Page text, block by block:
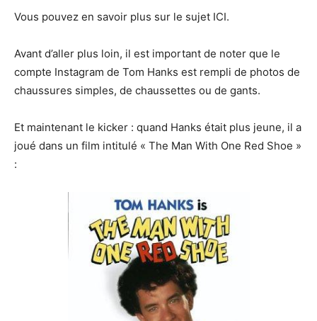
Vous pouvez en savoir plus sur le sujet ICI.
Avant d’aller plus loin, il est important de noter que le
compte Instagram de Tom Hanks est rempli de photos de
chaussures simples, de chaussettes ou de gants.
Et maintenant le kicker : quand Hanks était plus jeune, il a
joué dans un film intitulé « The Man With One Red Shoe »
: